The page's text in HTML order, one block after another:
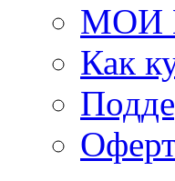
МОИ
Как